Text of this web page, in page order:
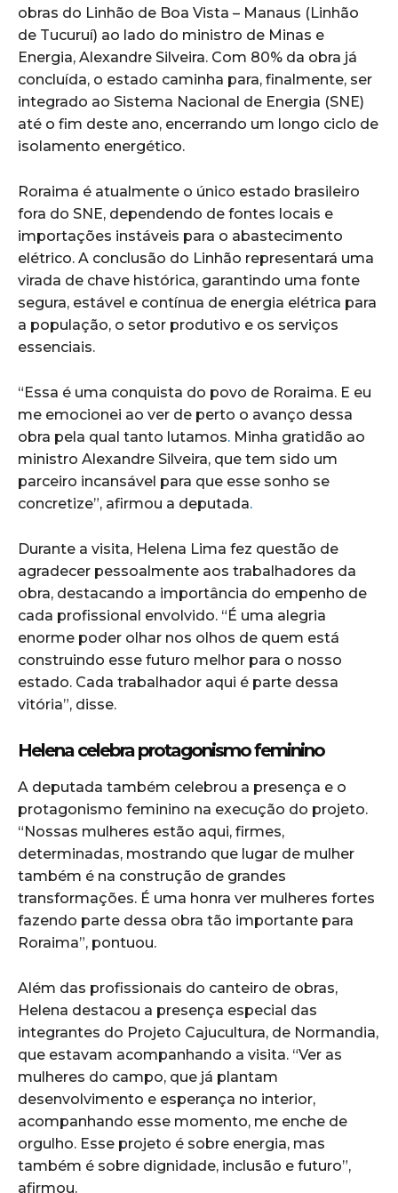
obras do Linhão de Boa Vista – Manaus (Linhão
de Tucuruí) ao lado do ministro de Minas e
Energia, Alexandre Silveira. Com 80% da obra já
concluída, o estado caminha para, finalmente, ser
integrado ao Sistema Nacional de Energia (SNE)
até o fim deste ano, encerrando um longo ciclo de
isolamento energético.
Roraima é atualmente o único estado brasileiro
fora do SNE, dependendo de fontes locais e
importações instáveis para o abastecimento
elétrico. A conclusão do Linhão representará uma
virada de chave histórica, garantindo uma fonte
segura, estável e contínua de energia elétrica para
a população, o setor produtivo e os serviços
essenciais.
“Essa é uma conquista do povo de Roraima. E eu
me emocionei ao ver de perto o avanço dessa
obra pela qual tanto lutamos. Minha gratidão ao
ministro Alexandre Silveira, que tem sido um
parceiro incansável para que esse sonho se
concretize”, afirmou a deputada.
Durante a visita, Helena Lima fez questão de
agradecer pessoalmente aos trabalhadores da
obra, destacando a importância do empenho de
cada profissional envolvido. “É uma alegria
enorme poder olhar nos olhos de quem está
construindo esse futuro melhor para o nosso
estado. Cada trabalhador aqui é parte dessa
vitória”, disse.
Helena celebra protagonismo feminino
A deputada também celebrou a presença e o
protagonismo feminino na execução do projeto.
“Nossas mulheres estão aqui, firmes,
determinadas, mostrando que lugar de mulher
também é na construção de grandes
transformações. É uma honra ver mulheres fortes
fazendo parte dessa obra tão importante para
Roraima”, pontuou.
Além das profissionais do canteiro de obras,
Helena destacou a presença especial das
integrantes do Projeto Cajucultura, de Normandia,
que estavam acompanhando a visita. “Ver as
mulheres do campo, que já plantam
desenvolvimento e esperança no interior,
acompanhando esse momento, me enche de
orgulho. Esse projeto é sobre energia, mas
também é sobre dignidade, inclusão e futuro”,
afirmou.